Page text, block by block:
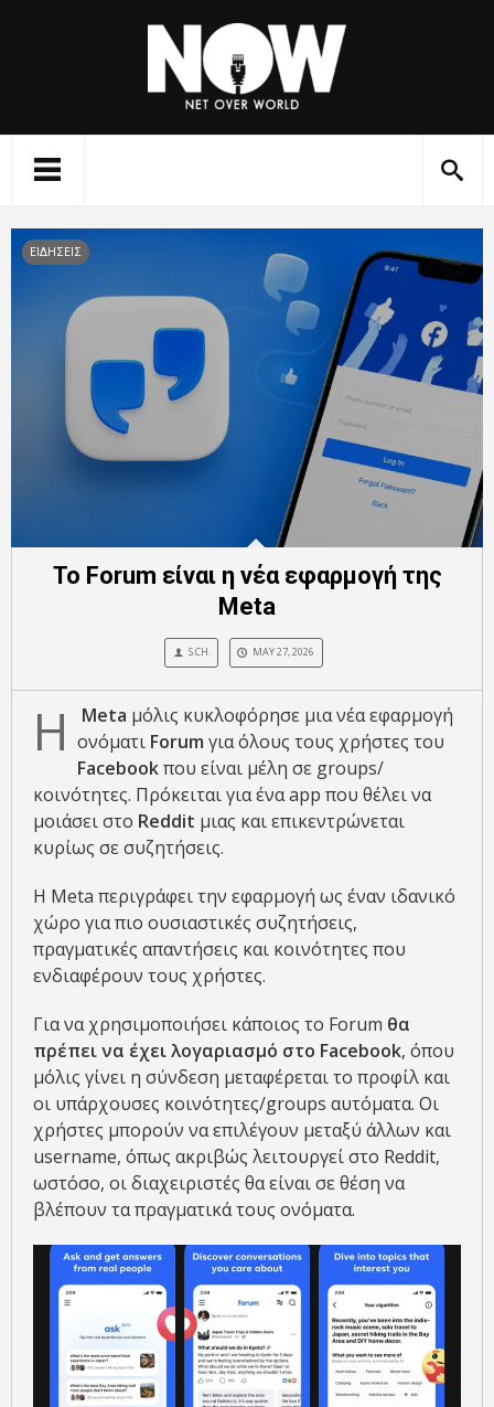
ΕΙΔΗΣΕΙΣ
Το Forum είναι η νέα εφαρμογή της
Meta
S.CH. MAY 27, 2026
Η Meta μόλις κυκλοφόρησε μια νέα εφαρμογή
ονόματι Forum για όλους τους χρήστες του
Facebookπου είναι μέλη σε groups/
κοινότητες. Πρόκειται για ένα app που θέλει να
μοιάσει στο Reddit μιας και επικεντρώνεται
κυρίως σε συζητήσεις.
Η Meta περιγράφει την εφαρμογή ως έναν ιδανικό
χώρο για πιο ουσιαστικές συζητήσεις,
πραγματικές απαντήσεις και κοινότητες που
ενδιαφέρουν τους χρήστες.
Για να χρησιμοποιήσει κάποιος το Forum θα
πρέπει να έχει λογαριασμό στο Facebook, όπου
μόλις γίνει η σύνδεση μεταφέρεται το προφίλ και
οι υπάρχουσες κοινότητες/groups αυτόματα. Οι
χρήστες μπορούν να επιλέγουν μεταξύ άλλων και
username, όπως ακριβώς λειτουργεί στο Reddit,
ωστόσο, οι διαχειριστές θα είναι σε θέση να
βλέπουν τα πραγματικά τους ονόματα.